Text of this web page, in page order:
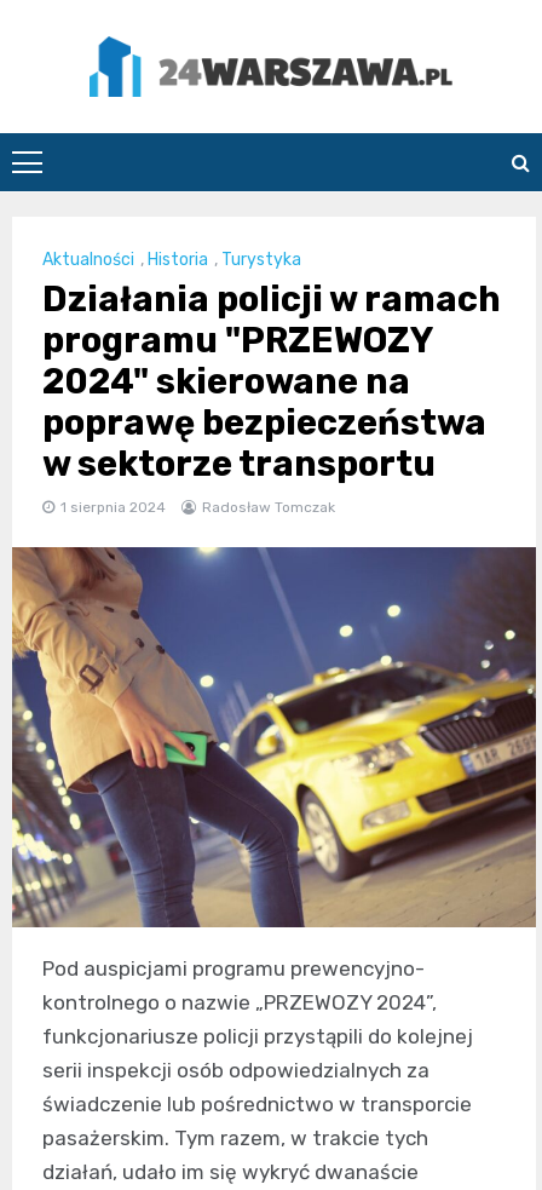
24Warszawa.pl
Aktualności , Historia , Turystyka
Działania policji w ramach
programu "PRZEWOZY
2024" skierowane na
poprawę bezpieczeństwa
w sektorze transportu
1 sierpnia 2024 Radosław Tomczak
Pod auspicjami programu prewencyjno-
kontrolnego o nazwie „PRZEWOZY 2024”,
funkcjonariusze policji przystąpili do kolejnej
serii inspekcji osób odpowiedzialnych za
świadczenie lub pośrednictwo w transporcie
pasażerskim. Tym razem, w trakcie tych
działań, udało im się wykryć dwanaście